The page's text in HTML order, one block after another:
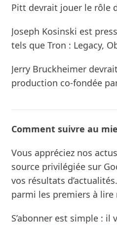
Pitt devrait jouer le rôle
Joseph Kosinski est
tels que Tron : Legacy,
Jerry Bruckheimer
production co-fondée
Comment suivre au
Vous appréciez nos
source privilégiée sur
vos résultats
parmi les premiers à lire
S’abonner est simple : il